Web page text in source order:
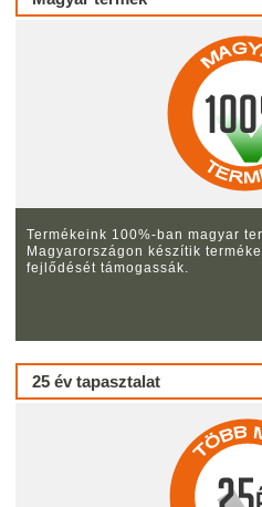
Termékeink 100%-ban magyar
Magyarországon készítik
fejlődését támogassák.
25 év tapasztalat